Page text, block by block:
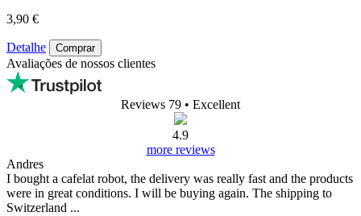
3,90 €
Detalhe Comprar
Avaliações de nossos clientes
Reviews 79 • Excellent
4.9
more reviews
Andres
I bought a cafelat robot, the delivery was really fast and the products
were in great conditions. I will be buying again. The shipping to
Switzerland ...